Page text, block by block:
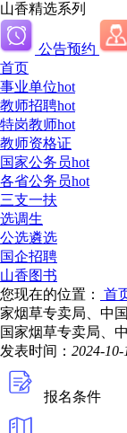
山香精选系列
公告预约
首页
事业单位hot
教师招聘hot
特岗教师hot
教师资格证
国家公务员hot
各省公务员hot
三支一扶
选调生
公选遴选
国企招聘
山香图书
您现在的位置：
首
家烟草专卖局、中
国家烟草专卖局、
发表时间： 2024-10-
报名条件